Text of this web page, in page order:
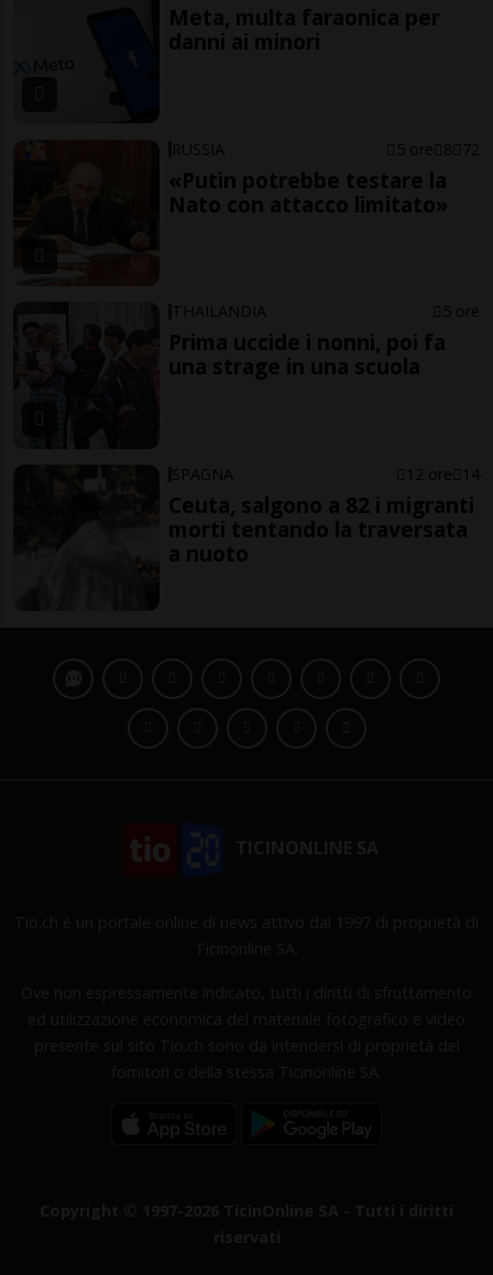
Meta, multa faraonica per
danni ai minori
RUSSIA 5 ore 8 72
«Putin potrebbe testare la
Nato con attacco limitato»
THAILANDIA 5 ore
Prima uccide i nonni, poi fa
una strage in una scuola
SPAGNA 12 ore 14
Ceuta, salgono a 82 i migranti
morti tentando la traversata
a nuoto